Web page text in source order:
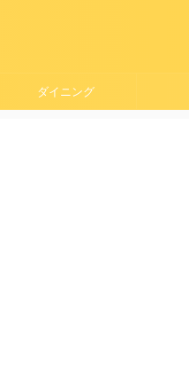
ダイニング